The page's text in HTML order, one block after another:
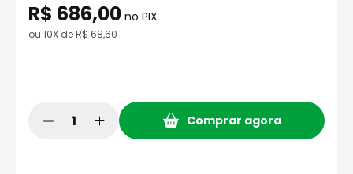
9º capacete ls2
10º capacete aberto
R$ 686,00 no PIX
ou 10X deR$ 68,60
Comprar agora